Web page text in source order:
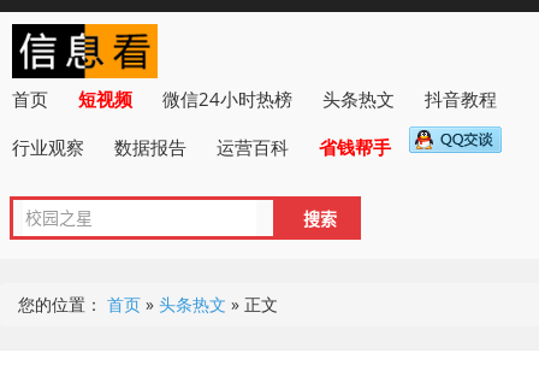
首页 短视频 微信24小时热榜 头条热文
抖音教程
行业观察
数据报告 运营百科 省钱帮手
您的位置： 首页 » 头条热文 » 正文